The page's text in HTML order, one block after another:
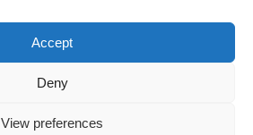
Accept
Deny
View preferences